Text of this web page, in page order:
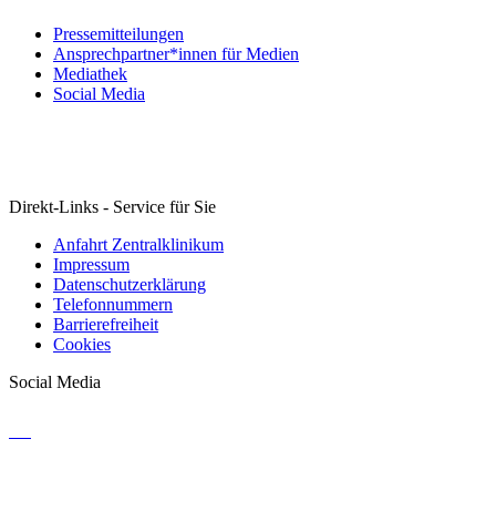
Pressemitteilungen
Ansprechpartner*innen für Medien
Mediathek
Social Media
Direkt-Links - Service für Sie
Anfahrt Zentralklinikum
Impressum
Datenschutzerklärung
Telefonnummern
Barrierefreiheit
Cookies
Social Media